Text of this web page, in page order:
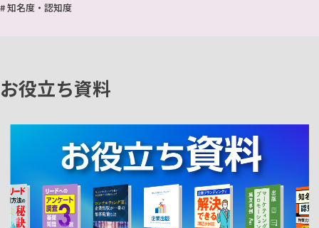
# 知名度・認知度
お役立ち資料